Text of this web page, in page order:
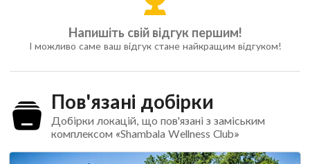
Напишіть свій відгук першим!
І можливо саме ваш відгук стане найкращим відгуком!
Пов'язані добірки
Добірки локацій, що пов'язані з заміським
комплексом «Shambala Wellness Club»